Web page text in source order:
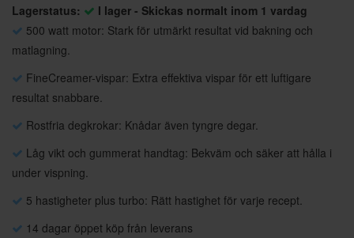
Lagerstatus:
I lager - Skickas normalt inom 1 vardag
500 watt motor: Stark för utmärkt resultat vid bakning och
matlagning.
FineCreamer-vispar: Extra effektiva vispar för ett luftigare
resultat snabbare.
Rostfria degkrokar: Knådar även tyngre degar.
Låg vikt och gummerat handtag: Bekväm och säker att hålla i
under vispning.
5 hastigheter plus turbo: Rätt hastighet för varje recept.
14 dagar öppet köp från leverans